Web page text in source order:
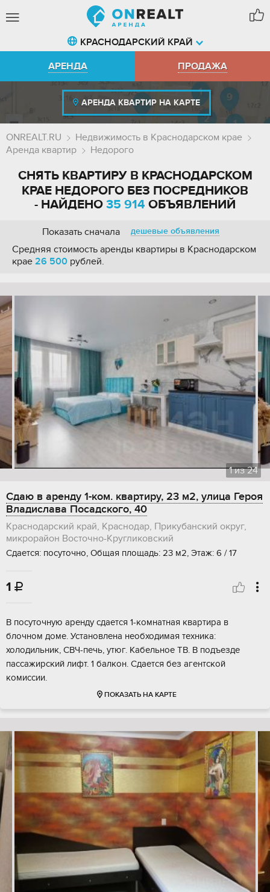
КРАСНОДАРСКИЙ КРАЙ
АРЕНДА
ПРОДАЖА
АРЕНДА КВАРТИР НА КАРТЕ
ONREALT.RU
Недвижимость в Краснодарском крае
Аренда квартир
Недорого
СНЯТЬ КВАРТИРУ В КРАСНОДАРСКОМ
КРАЕ НЕДОРОГО БЕЗ ПОСРЕДНИКОВ
- НАЙДЕНО 35 914 ОБЪЯВЛЕНИЙ
Показать сначала дешевые объявления
Средняя стоимость аренды квартиры в Краснодарском
крае 26 500 рублей.
1из24
Сдаю в аренду 1-ком. квартиру, 23 м2, улица Героя
Владислава Посадского, 40
Краснодарский край, Краснодар, Прикубанский округ,
микрорайон Восточно-Кругликовский
Сдается: посуточно, Общая площадь: 23 м2, Этаж: 6 / 17
1 
В посуточную аренду сдается 1-комнатная квартира в
блочном доме. Установлена необходимая техника:
холодильник, СВЧ-печь, утюг. Кабельное ТВ. В подъезде
пассажирский лифт. 1 балкон. Сдается без агентской
комиссии.
ПОКАЗАТЬ НА КАРТЕ